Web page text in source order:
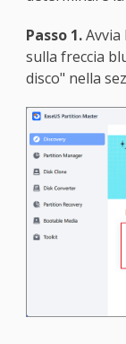
Passo 1.Avvia
sulla freccia
disco" nella